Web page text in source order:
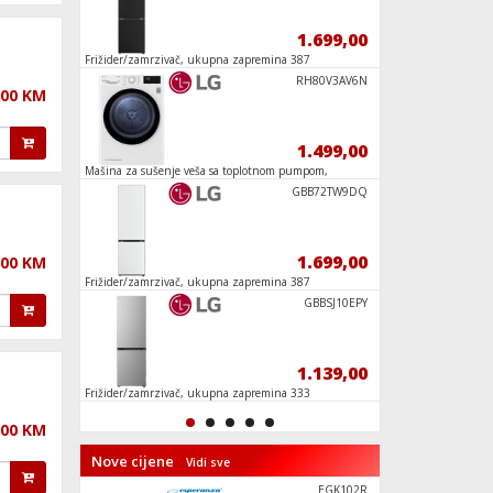
KM
KM
KM
144,90
47,90
Kreacije v
Frižider/zamrzivač, ukupna zapremina 387
lit., D
1.699,00
Mašina za sušenje veša sa toplotnom pumpom,
8kg, D
RH80V3AV6N
1.499,00
Frižider/zamrzivač, ukupna zapremina 387
GBB72TW9DQ
1.699,00
Frižider/zamrzivač, ukupna zapremina 333
GBBSJ10EPY
1.139,00
Nove cijene Vidi sve
50A6S EGK102R